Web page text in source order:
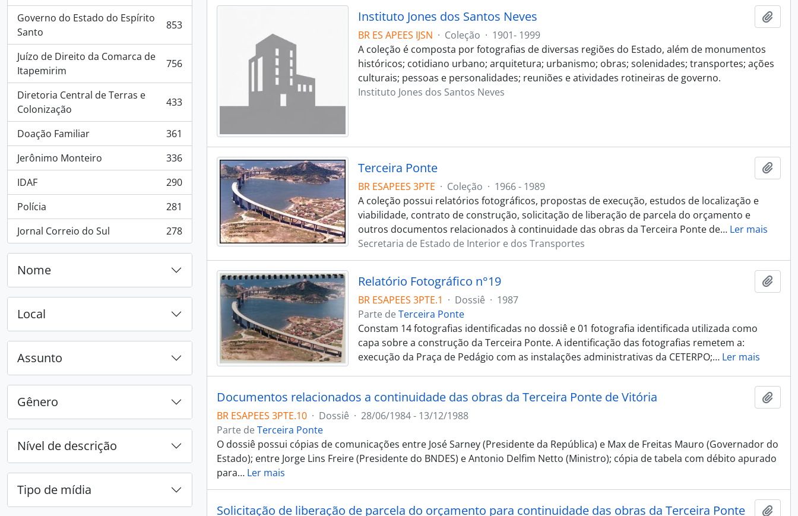
Governo do Estado do Espírito
Santo
, 853 resultados 853
Juízo de Direito da Comarca de
Itapemirim
, 756 resultados 756
Diretoria Central de Terras e
Colonização
, 433 resultados 433
Doação Familiar
, 361 resultados
361
Jerônimo Monteiro
, 336 resultados
336
IDAF
, 290 resultados
290
Polícia
, 281 resultados
281
Jornal Correio do Sul
, 278 resultados 278
Nome
Local
Assunto
Gênero
Nível de descrição
Tipo de mídia
Instituto Jones dos Santos Neves
BR ES APEES IJSN · Coleção · 1901- 1999
A coleção é composta por fotografias de diversas regiões do Estado, além de monumentos
históricos; cotidiano urbano; arquitetura; urbanismo; obras; solenidades; transportes; ações
culturais; pessoas e personalidades; reuniões e atividades rotineiras de governo.
Instituto Jones dos Santos Neves
Terceira Ponte
BR ESAPEES 3PTE · Coleção · 1966 - 1989
A coleção possui relatórios fotográficos, propostas de execução, estudos de localização e
viabilidade, contrato de construção, solicitação de liberação de parcela do orçamento e
outros documentos relacionados à continuidade das obras da Terceira Ponte de… Ler mais
Secretaria de Estado de Interior e dos Transportes
Relatório Fotográfico n°19
BR ESAPEES 3PTE.1 · Dossiê · 1987
Parte de Terceira Ponte
Constam 14 fotografias identificadas no dossiê e 01 fotografia identificada utilizada como
capa sobre a construção da Terceira Ponte. A identificação das fotografias remetem a:
execução da Praça de Pedágio com as instalações administrativas da CETERPO;… Ler mais
Documentos relacionados a continuidade das obras da Terceira Ponte de Vitória
BR ESAPEES 3PTE.10 · Dossiê · 28/06/1984 - 13/12/1988
Parte de Terceira Ponte
O dossiê possui cópias de comunicações entre José Sarney (Presidente da República) e Max de Freitas Mauro (Governador do
Estado); entre Jorge Lins Freire (Presidente do BNDES) e Antonio Delfim Netto (Ministro); cópia de tabela com débito apurado
para… Ler mais
Solicitação de liberação de parcela do orçamento para continuidade das obras da Terceira Ponte